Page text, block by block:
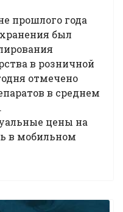
прошлого года
был
в розничной
отмечено
в среднем
цены на
в мобильном